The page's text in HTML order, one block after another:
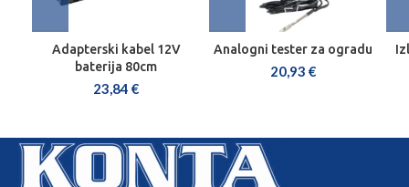
Adapterski kabel 12V
baterija 80cm
23,84 €
Analogni tester za ogradu
20,93 €